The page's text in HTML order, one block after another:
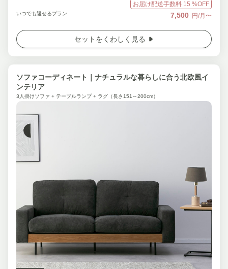
お届け配送手数料 15 %OFF
いつでも返せるプラン 7,500 円/月〜
セットをくわしく見る
ソファコーディネート｜ナチュラルな暮らしに合う北欧風イ
ンテリア
3人掛けソファ + テーブルランプ + ラグ（長さ151～200cm）